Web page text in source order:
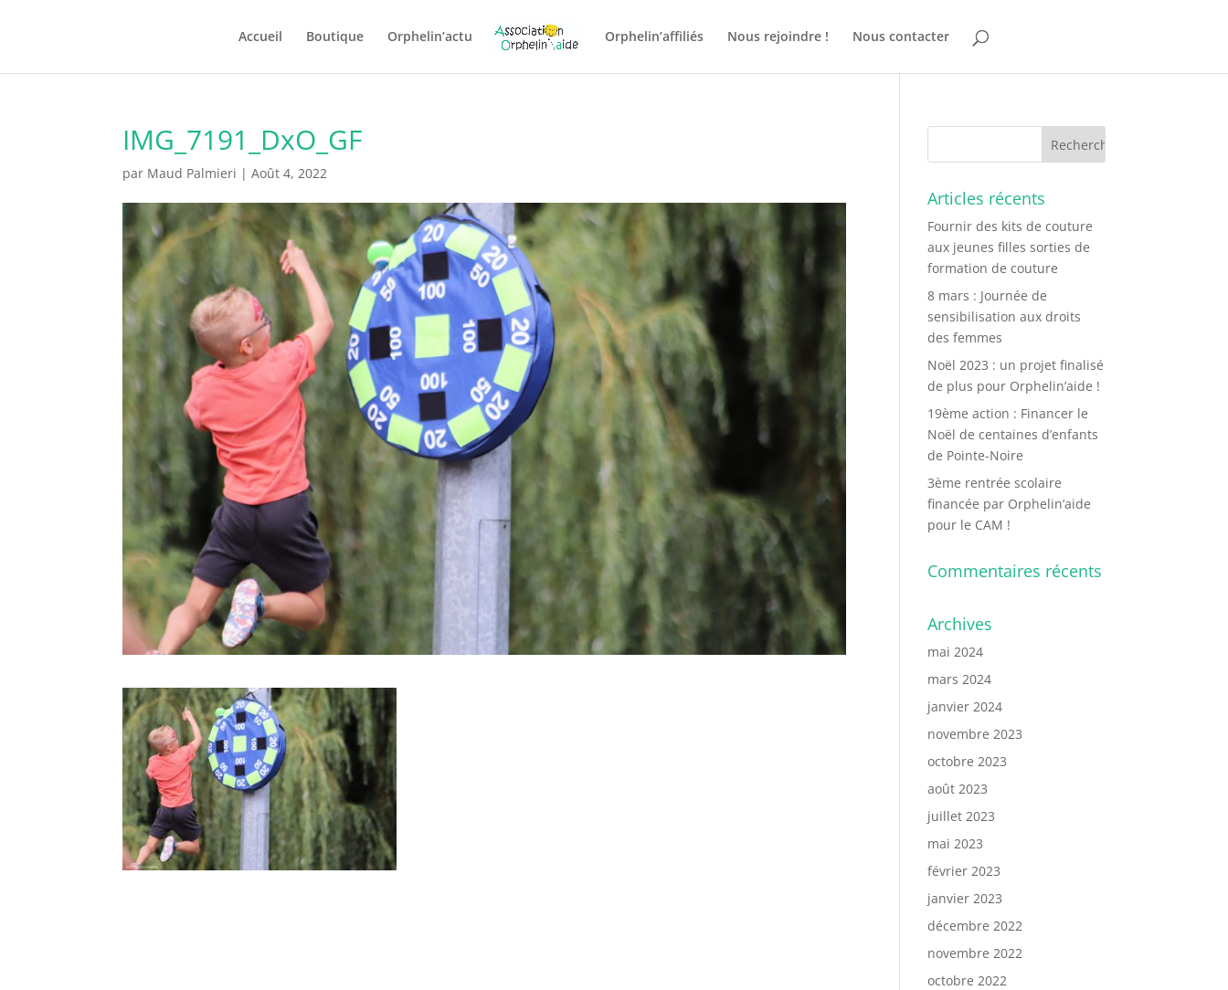
Accueil Boutique Orphelin’actu Orphelin’affiliés Nous rejoindre ! Nous contacter
IMG_7191_DxO_GF
par Maud Palmieri |Août 4, 2022
Articles récents
Fournir des kits de couture
aux jeunes filles sorties de
formation de couture
8 mars : Journée de
sensibilisation aux droits
des femmes
Noël 2023 : un projet finalisé
de plus pour Orphelin’aide !
19ème action : Financer le
Noël de centaines d’enfants
de Pointe-Noire
3ème rentrée scolaire
financée par Orphelin’aide
pour le CAM !
Commentaires récents
Archives
mai 2024
mars 2024
janvier 2024
novembre 2023
octobre 2023
août 2023
juillet 2023
mai 2023
février 2023
janvier 2023
décembre 2022
novembre 2022
octobre 2022